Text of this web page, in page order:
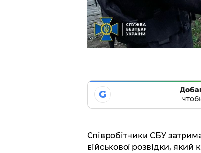
G
Співробітники СБУ
військової розвідки, який